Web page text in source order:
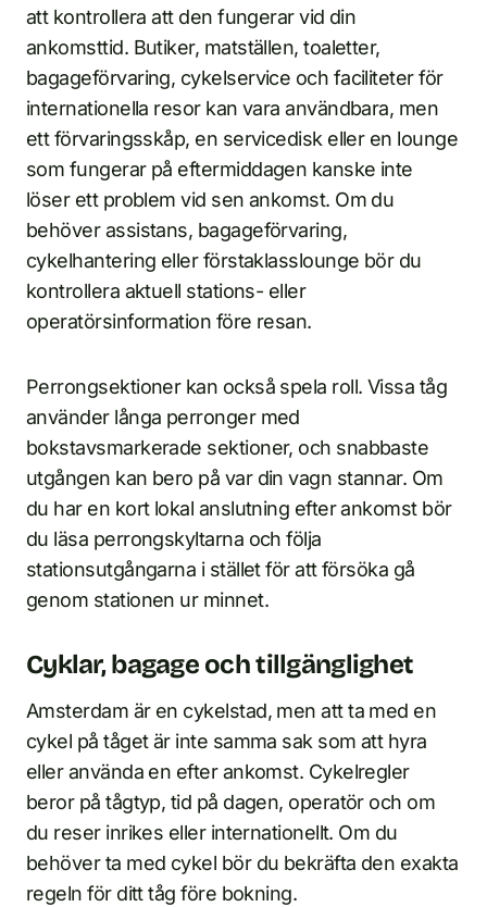
att kontrollera att den fungerar vid din
ankomsttid. Butiker, matställen, toaletter,
bagageförvaring, cykelservice och faciliteter för
internationella resor kan vara användbara, men
ett förvaringsskåp, en servicedisk eller en lounge
som fungerar på eftermiddagen kanske inte
löser ett problem vid sen ankomst. Om du
behöver assistans, bagageförvaring,
cykelhantering eller förstaklasslounge bör du
kontrollera aktuell stations- eller
operatörsinformation före resan.
Perrongsektioner kan också spela roll. Vissa tåg
använder långa perronger med
bokstavsmarkerade sektioner, och snabbaste
utgången kan bero på var din vagn stannar. Om
du har en kort lokal anslutning efter ankomst bör
du läsa perrongskyltarna och följa
stationsutgångarna i stället för att försöka gå
genom stationen ur minnet.
Cyklar, bagage och tillgänglighet
Amsterdam är en cykelstad, men att ta med en
cykel på tåget är inte samma sak som att hyra
eller använda en efter ankomst. Cykelregler
beror på tågtyp, tid på dagen, operatör och om
du reser inrikes eller internationellt. Om du
behöver ta med cykel bör du bekräfta den exakta
regeln för ditt tåg före bokning.